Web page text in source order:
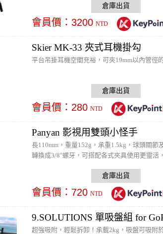
會員價： 3200 NTD
Skier MK-33 夾式耳機掛勾
平台吊掛耳機空間充裕，可夾19mm以內管徑
會員價： 280 NTD
Panyan 影視用雙頭小怪手
長110mm，重量152g，承重1.5kg，球頭關
轉換成3/8"螺牙，可搭配各式夾具使用更靈
會員價： 720 NTD
9.SOLUTIONS 單吸盤組 for
超強吸附，輕鬆拆卸！承載2kg，吸盤可吸附